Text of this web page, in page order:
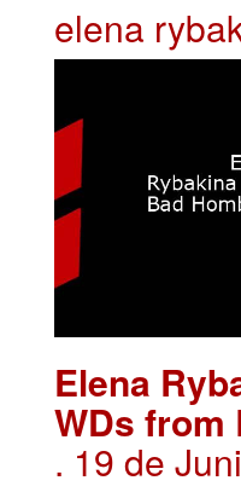
elena
Elena
WDs from
. 19 de